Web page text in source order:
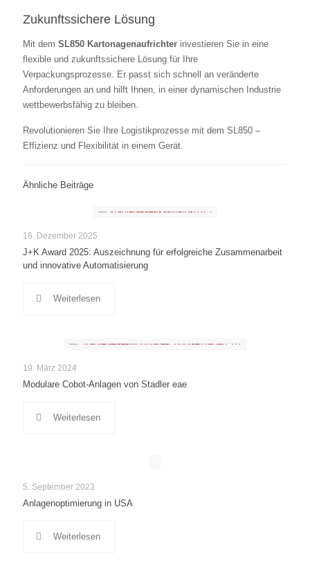
Zukunftssichere Lösung
Mit dem SL850 Kartonagenaufrichter investieren Sie in eine
flexible und zukunftssichere Lösung für Ihre
Verpackungsprozesse. Er passt sich schnell an veränderte
Anforderungen an und hilft Ihnen, in einer dynamischen Industrie
wettbewerbsfähig zu bleiben.
Revolutionieren Sie Ihre Logistikprozesse mit dem SL850 –
Effizienz und Flexibilität in einem Gerät.
Ähnliche Beiträge
16. Dezember 2025
J+K Award 2025: Auszeichnung für erfolgreiche Zusammenarbeit
und innovative Automatisierung
Weiterlesen
19. März 2024
Modulare Cobot-Anlagen von Stadler eae
Weiterlesen
5. September 2023
Anlagenoptimierung in USA
Weiterlesen